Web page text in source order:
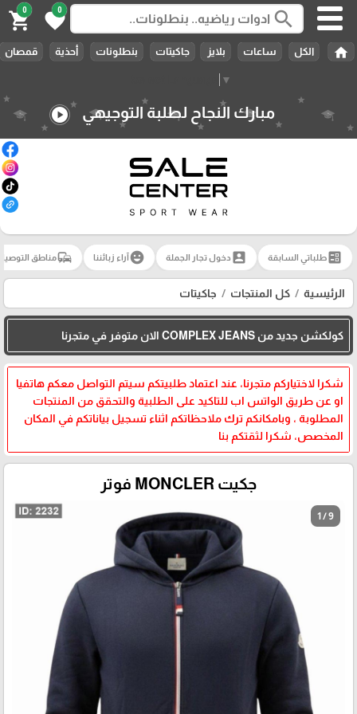
▼
search
0
favorite
0
shopping_cart
home الكل ساعات بلايز جاكيتات بنطلونات أحذية قمصان
مبارك النجاح لطلبة التوجيهي play_circle
ballotطلباتي السابقة account_box دخول تجار الجملة emoji_emotionsآراء زبائننا commuteمناطق
الرئيسية كل المنتجات جاكيتات
كولكشن جديد من COMPLEX JEANS الان متوفر في متجرنا
شكرا لاختياركم متجرنا، عند اعتماد طلبيتكم سيتم التواصل معكم هاتفيا
او عن طريق الواتس اب للتاكيد على الطلبية والتحقق من المنتجات
المطلوبة ، وبامكانكم ترك ملاحظاتكم اثناء تسجيل بياناتكم في المكان
المخصص، شكرا لثقتكم بنا
جكيت MONCLER فوتر
1 / 9